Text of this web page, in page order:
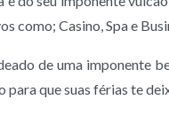
como; Casino, Spa e
de uma imponente
para que suas férias te